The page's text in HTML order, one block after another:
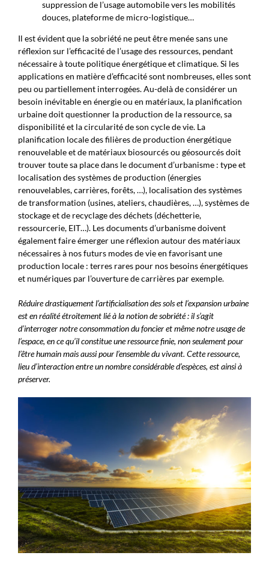
suppression de l’usage automobile vers les mobilités
douces, plateforme de micro-logistique…
Il est évident que la sobriété ne peut être menée sans une
réflexion sur l’efficacité de l’usage des ressources, pendant
nécessaire à toute politique énergétique et climatique. Si les
applications en matière d’efficacité sont nombreuses, elles sont
peu ou partiellement interrogées. Au-delà de considérer un
besoin inévitable en énergie ou en matériaux, la planification
urbaine doit questionner la production de la ressource, sa
disponibilité et la circularité de son cycle de vie. La
planification locale des filières de production énergétique
renouvelable et de matériaux biosourcés ou géosourcés doit
trouver toute sa place dans le document d’urbanisme : type et
localisation des systèmes de production (énergies
renouvelables, carrières, forêts, …), localisation des systèmes
de transformation (usines, ateliers, chaudières, …), systèmes de
stockage et de recyclage des déchets (déchetterie,
ressourcerie, EIT…). Les documents d’urbanisme doivent
également faire émerger une réflexion autour des matériaux
nécessaires à nos futurs modes de vie en favorisant une
production locale : terres rares pour nos besoins énergétiques
et numériques par l’ouverture de carrières par exemple.
Réduire drastiquement l’artificialisation des sols et l’expansion urbaine
est en réalité étroitement lié à la notion de sobriété : il s’agit
d’interroger notre consommation du foncier et même notre usage de
l’espace, en ce qu’il constitue une ressource finie, non seulement pour
l’être humain mais aussi pour l’ensemble du vivant. Cette ressource,
lieu d’interaction entre un nombre considérable d’espèces, est ainsi à
préserver.